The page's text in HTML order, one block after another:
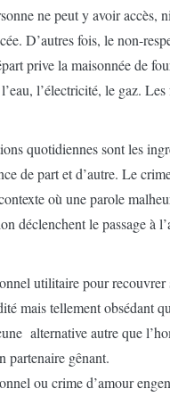
ne peut y avoir accès,
D’autres fois, le non-
prive la maisonnée de
l’électricité, le gaz.
quotidiennes sont les
de part et d’autre. Le
où une parole
déclenchent le passage à
utilitaire pour recouvrer
mais tellement obsédant
alternative autre que
partenaire gênant.
ou crime d’amour